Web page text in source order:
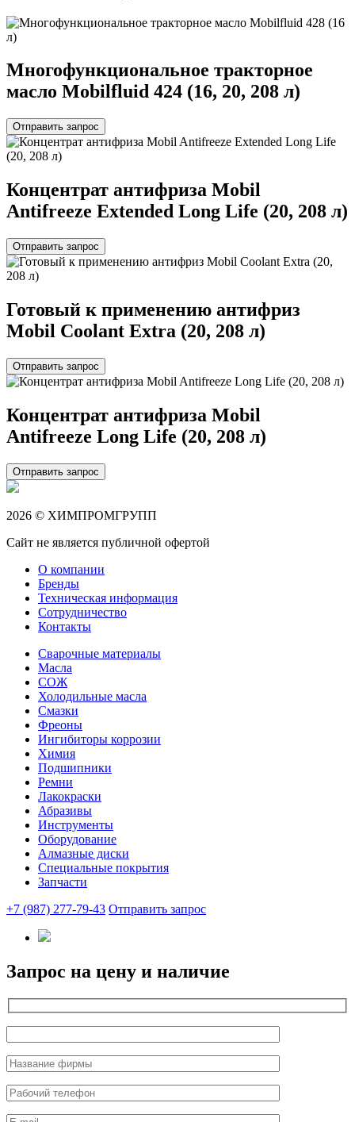
Многофункциональное тракторное
масло Mobilfluid 424 (16, 20, 208 л)
Отправить запрос
Концентрат антифриза Mobil
Antifreeze Extended Long Life (20, 208 л)
Отправить запрос
Готовый к применению антифриз
Mobil Coolant Extra (20, 208 л)
Отправить запрос
Концентрат антифриза Mobil
Antifreeze Long Life (20, 208 л)
Отправить запрос
2026 © ХИМПРОМГРУПП
Сайт не является публичной офертой
О компании
Бренды
Техническая информация
Сотрудничество
Контакты
Сварочные материалы
Масла
СОЖ
Холодильные масла
Смазки
Фреоны
Ингибиторы коррозии
Химия
Подшипники
Ремни
Лакокраски
Абразивы
Инструменты
Оборудование
Алмазные диски
Специальные покрытия
Запчасти
+7 (987) 277-79-43 Отправить запрос
Запрос на цену и наличие